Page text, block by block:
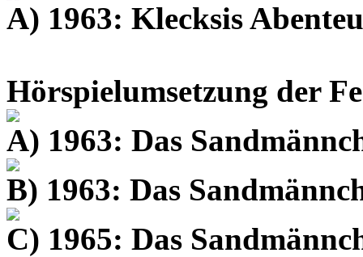
A) 1963: Klecksis
Hörspielumsetzung der
A) 1963: Das
B) 1963: Das
C) 1965: Das